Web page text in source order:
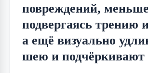
повреждений, меньше
подвергаясь трению
а ещё визуально
шею и подчёркивают